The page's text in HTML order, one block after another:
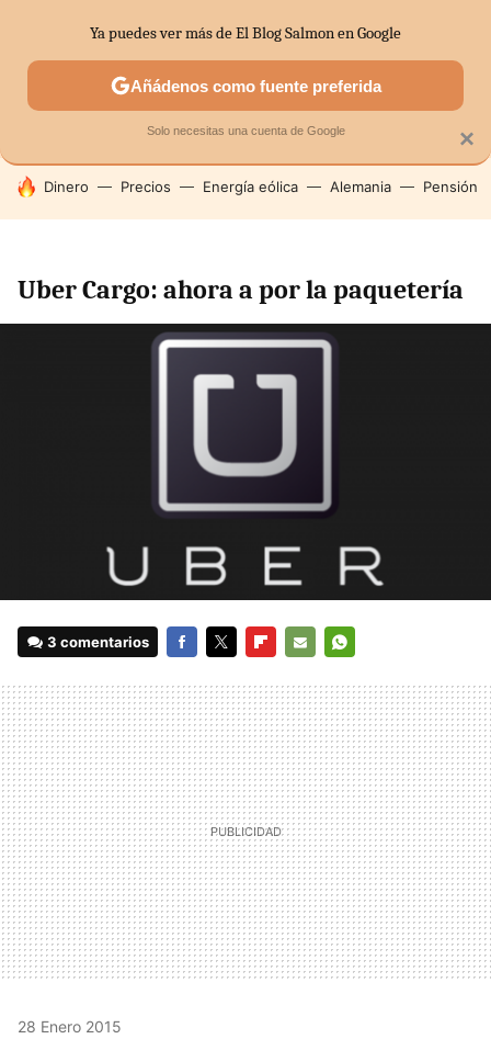
SECTORES ECONOMÍA DOMÉSTICA MERCADOS
HOY SE HABLA DE
Dinero Precios Energía eólica Alemania Pensión
Uber Cargo: ahora a por la paquetería
3 comentarios
MAIL
28 Enero 2015
×
Ya puedes ver más de El Blog Salmon en Google
Añádenos como fuente preferida
Solo necesitas una cuenta de Google